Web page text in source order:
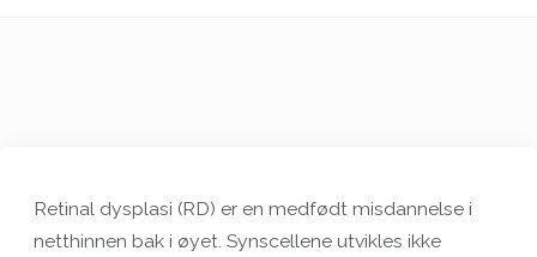
Retinal dysplasi (RD) er en medfødt misdannelse i
netthinnen bak i øyet. Synscellene utvikles ikke